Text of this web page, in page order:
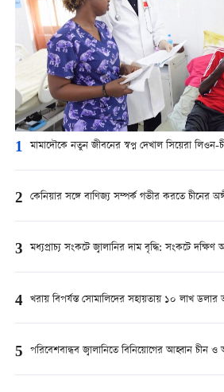
1 মামাদৌকে নতুন জীবনের স্বপ্ন দেখাল সিয়েরা লিওন-
2 কেনিয়ার সঙ্গে বাণিজ্য সম্পর্ক গভীর করতে চীনের
3 মধ্যপ্রাচ্য সংকটে জ্বালানির দাম বৃদ্ধি: সংকটে
4 খরায় বিপর্যস্ত সোমালিদের সহায়তায় ১০ লাখ ডলার
5 পরিবেশবান্ধব জ্বালানিতে বিনিয়োগের আহ্বান চীন ও